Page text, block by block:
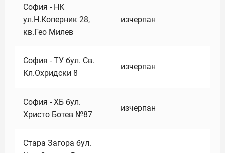
София - НК
ул.Н.Коперник 28,
кв.Гео Милев
изчерпан
София - ТУ бул. Св.
Кл.Охридски 8
изчерпан
София - ХБ бул.
Христо Ботев №87
изчерпан
Стара Загора бул.